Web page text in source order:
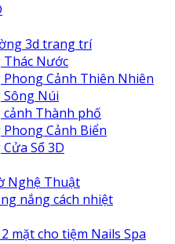
3d trang trí
Nước
Cảnh Thiên Nhiên
Núi
Thành phố
Cảnh Biển
Sổ 3D
Nghệ Thuật
nắng cách nhiệt
mặt cho tiệm Nails Spa